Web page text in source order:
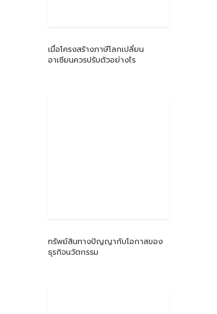
เมื่อโครงสร้างภาษีโลกเปลี่ยน
อาเซียนควรปรับตัวอย่างไร
ทรัพย์สินทางปัญญากับโอกาสของ
ธุรกิจนวัตกรรม